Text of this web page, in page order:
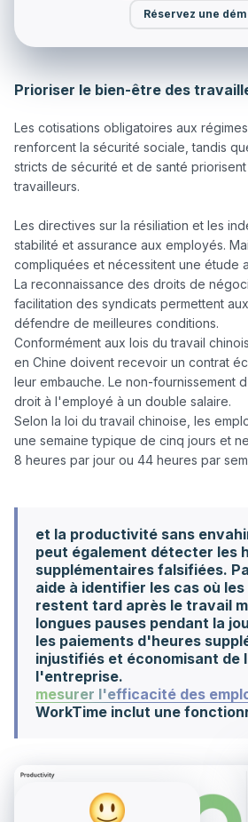
Réservez une
Prioriser le bien-être des
Les cotisations obligatoires aux
renforcent la sécurité sociale, tandis
stricts de sécurité et de santé
travailleurs.
Les directives sur la résiliation et les
stabilité et assurance aux employés.
compliquées et nécessitent une étude
La reconnaissance des droits de
facilitation des syndicats permettent
défendre de meilleures conditions.
Conformément aux lois du travail
en Chine doivent recevoir un contrat
leur embauche. Le non-fournissement
droit à l'employé à un double salaire.
Selon la loi du travail chinoise, les
une semaine typique de cinq jours et
8 heures par jour ou 44 heures par
WorkTime inclut une
mesurer l'efficacité des
et la productivité sans
peut également détecter les
supplémentaires falsifiées.
aide à identifier les cas où
restent tard après le travail
longues pauses pendant la
les paiements d'heures
injustifiés et économisant de
l'entreprise.